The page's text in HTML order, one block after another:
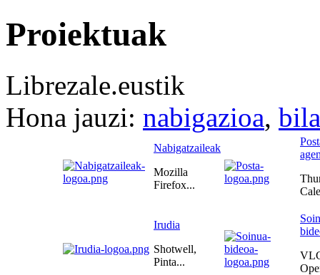
Proiektuak
Librezale.eustik
Hona jauzi: nabigazioa,
Nabigatzaileak
Mozilla
Firefox...
Irudia
Shotwell,
Pinta...